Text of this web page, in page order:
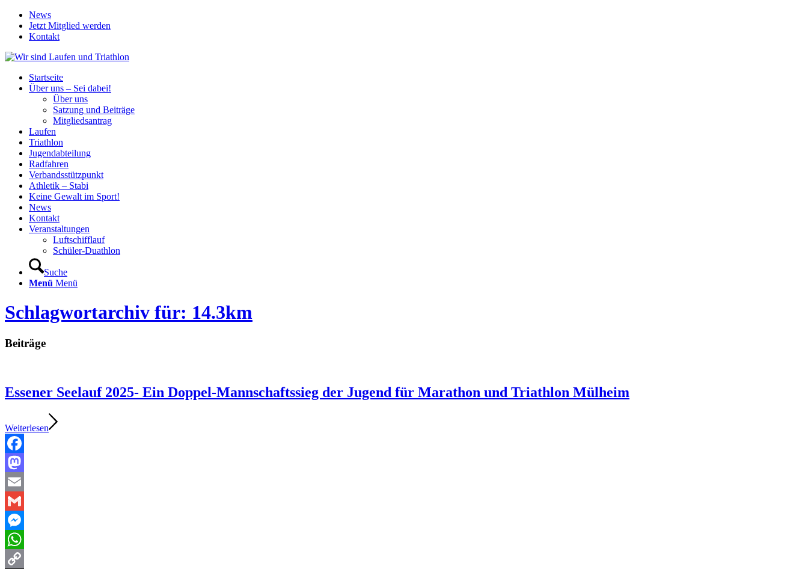
News
Jetzt Mitglied werden
Kontakt
Startseite
Über uns – Sei dabei!
Über uns
Satzung und Beiträge
Mitgliedsantrag
Laufen
Triathlon
Jugendabteilung
Radfahren
Verbandsstützpunkt
Athletik – Stabi
Keine Gewalt im Sport!
News
Kontakt
Veranstaltungen
Luftschifflauf
Schüler-Duathlon
Suche
Menü Menü
Schlagwortarchiv für: 14.3km
Beiträge
Essener Seelauf 2025- Ein Doppel-Mannschaftssieg der Jugend für Marathon und Triathlon Mülheim
Weiterlesen
Facebook
Mastodon
Email
Gmail
Messenger
WhatsApp